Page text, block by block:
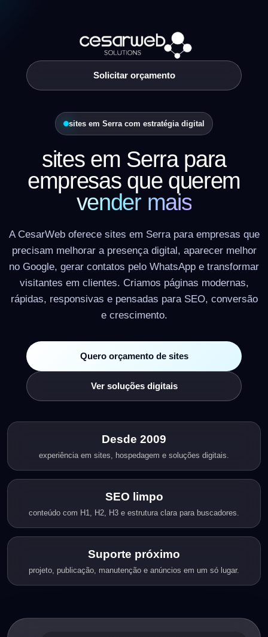
Solicitar orçamento
sites em Serra com estratégia digital
sites em Serra para
empresas que querem
vender mais
A CesarWeb oferece sites em Serra para empresas que
precisam melhorar a presença digital, aparecer melhor
no Google, gerar contatos pelo WhatsApp e transformar
visitantes em clientes. Criamos páginas modernas,
rápidas, responsivas e pensadas para SEO, conversão
e crescimento.
Quero orçamento de sites
Ver soluções digitais
Desde 2009
experiência em sites, hospedagem e soluções digitais.
SEO limpo
conteúdo com H1, H2, H3 e estrutura clara para buscadores.
Suporte próximo
projeto, publicação, manutenção e anúncios em um só lugar.